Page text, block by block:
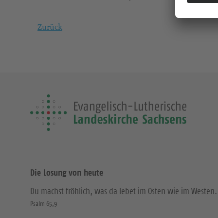
Zurück
Die Losung von heute
Du machst fröhlich, was da lebet im Osten wie im Westen.
Psalm 65,9